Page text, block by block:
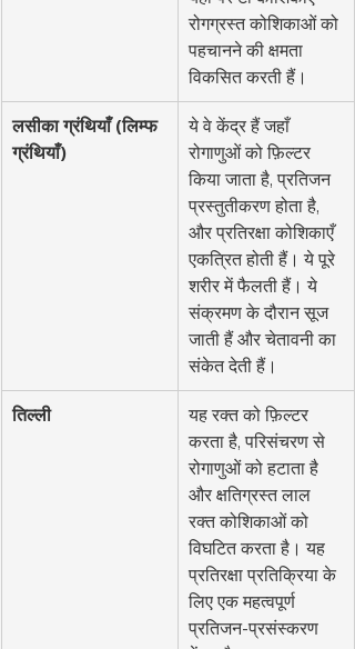
रोगग्रस्त कोशिकाओं को
पहचानने की क्षमता
विकसित करती हैं।
लसीका ग्रंथियाँ (लिम्फ
ग्रंथियाँ)
ये वे केंद्र हैं जहाँ
रोगाणुओं को फ़िल्टर
किया जाता है, प्रतिजन
प्रस्तुतीकरण होता है,
और प्रतिरक्षा कोशिकाएँ
एकत्रित होती हैं। ये पूरे
शरीर में फैलती हैं। ये
संक्रमण के दौरान सूज
जाती हैं और चेतावनी का
संकेत देती हैं।
तिल्ली
यह रक्त को फ़िल्टर
करता है, परिसंचरण से
रोगाणुओं को हटाता है
और क्षतिग्रस्त लाल
रक्त कोशिकाओं को
विघटित करता है। यह
प्रतिरक्षा प्रतिक्रिया के
लिए एक महत्वपूर्ण
प्रतिजन-प्रसंस्करण